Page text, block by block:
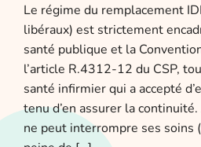
Le régime du remplacement
libéraux) est strictement
santé publique et la
l’article R.4312-12 du CSP,
santé infirmier qui a accepté
tenu d’en assurer la
ne peut interrompre ses soins